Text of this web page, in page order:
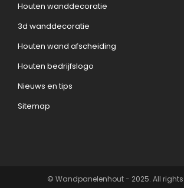
Houten wanddecoratie
3d wanddecoratie
Houten wand afscheiding
Houten bedrijfslogo
Nieuws en tips
Sitemap
© Wandpanelenhout - 2025. All rights